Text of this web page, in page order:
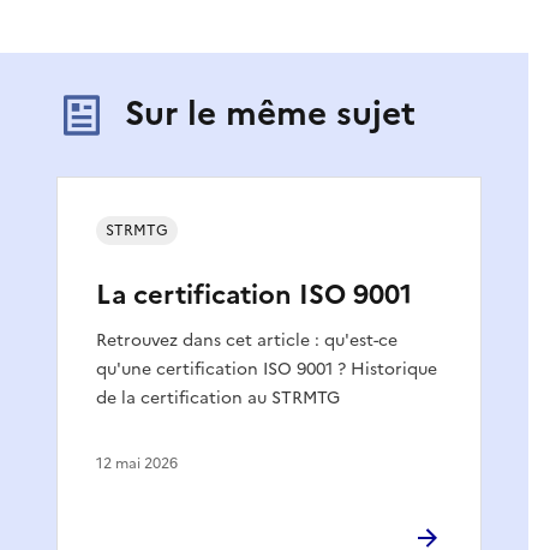
Sur le même sujet
La certification ISO 9001
Retrouvez dans cet article : qu'est-ce
qu'une certification ISO 9001 ? Historique
de la certification au STRMTG
STRMTG
12 mai 2026